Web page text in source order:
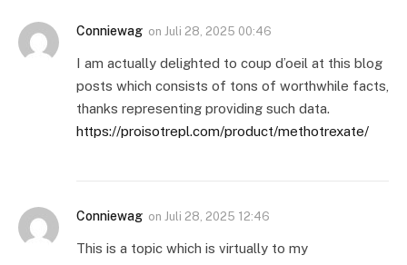
Conniewag on Juli 28, 2025 00:46
I am actually delighted to coup d’oeil at this blog
posts which consists of tons of worthwhile facts,
thanks representing providing such data.
https://proisotrepl.com/product/methotrexate/
Conniewag on Juli 28, 2025 12:46
This is a topic which is virtually to my